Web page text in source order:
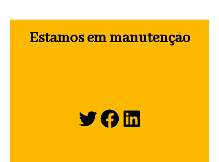
Estamos em manutenção
Twitter
Facebook
LinkedIn